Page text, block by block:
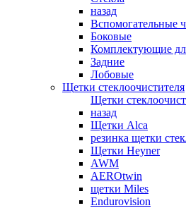
назад
Вспомогательные
Боковые
Комплектующие
Задние
Лобовые
Щетки стеклоочистителя
Щетки
назад
Щетки Alca
резинка щетки
Щетки Heyner
AWM
AEROtwin
щетки Miles
Endurovision